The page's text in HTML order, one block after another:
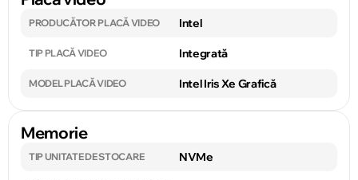
PRODUCĂTOR PLACĂ VIDEO Intel
TIP PLACĂ VIDEO Integrată
MODEL PLACĂ VIDEO Intel Iris Xe Grafică
Memorie
TIP UNITATE DE STOCARE NVMe